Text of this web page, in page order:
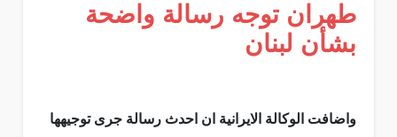
طهران توجه رسالة واضحة
بشأن لبنان
واضافت الوكالة الايرانية ان احدث رسالة جرى توجيهها